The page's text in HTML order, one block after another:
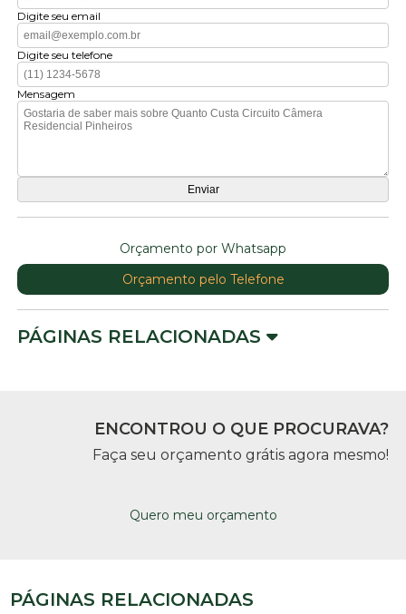
Digite seu email
Digite seu telefone
Mensagem
Orçamento por Whatsapp
Orçamento pelo Telefone
PÁGINAS RELACIONADAS
ENCONTROU O QUE PROCURAVA?
Faça seu orçamento grátis agora mesmo!
Quero meu orçamento
PÁGINAS RELACIONADAS